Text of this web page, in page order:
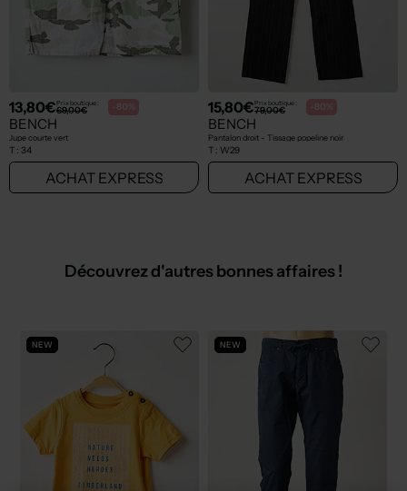
13,80€Prix boutique :
69,00€ -80%
BENCH
Jupe courte vert
T : 34
ACHAT EXPRESS
15,80€Prix boutique :
79,00€ -80%
BENCH
Pantalon droit - Tissage popeline noir
T : W29
ACHAT EXPRESS
Découvrez d'autres bonnes affaires !
NEW NEW